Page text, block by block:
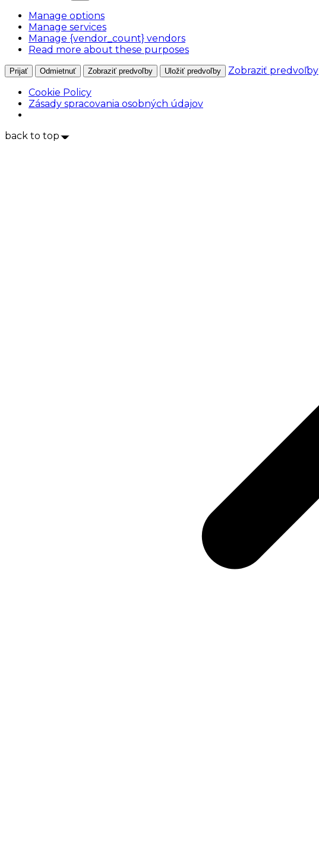
Manage options
Manage services
Manage {vendor_count} vendors
Read more about these purposes
Prijať Odmietnuť Zobraziť predvoľby Uložiť predvoľby
Zobraziť predvoľby
Cookie Policy
Zásady spracovania osobných údajov
back to top